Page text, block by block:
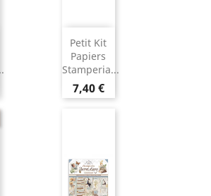
Petit Kit
Papiers
Stamperia...
7,40 €